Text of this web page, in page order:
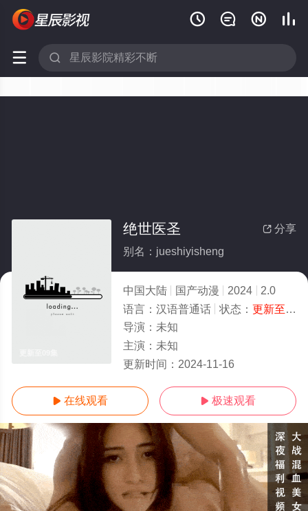
   
 
 分享
绝世医圣
别名：jueshiyisheng
中国大陆 国产动漫 2024
2.0
语言： 汉语普通话 状态： 更新至09集
导演： 未知
主演： 未知
更新时间： 2024-11-16
 在线观看  极速观看